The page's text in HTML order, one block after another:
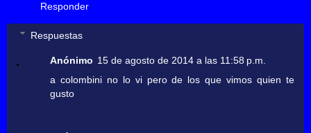
Responder
Respuestas
Anónimo 15 de agosto de 2014 a las 11:58 p.m.
a colombini no lo vi pero de los que vimos quien te
gusto